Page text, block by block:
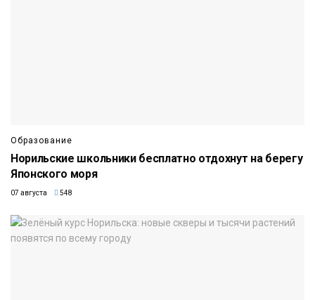
Образование
Норильские школьники бесплатно отдохнут на берегу
Японского моря
07 августа 548